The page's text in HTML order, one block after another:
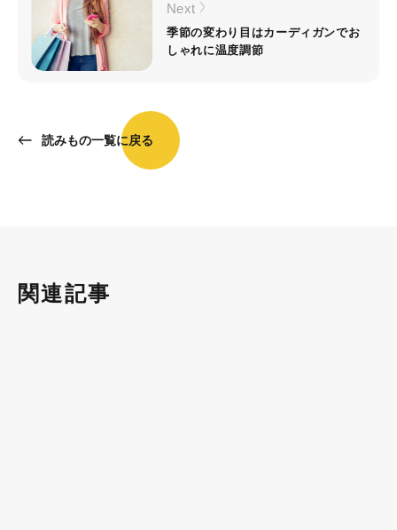
読みもの一覧に戻る
Next
季節の変わり目はカーディガンでお
しゃれに温度調節
関連記事